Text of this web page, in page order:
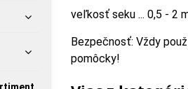
veľkosť seku ... 0,5 - 2
Bezpečnosť: Vždy
pomôcky!